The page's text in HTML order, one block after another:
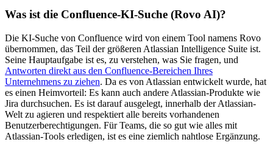
Was ist die Confluence-KI-Suche (Rovo AI)?
Die KI-Suche von Confluence wird von einem Tool namens Rovo
übernommen, das Teil der größeren Atlassian Intelligence Suite ist.
Seine Hauptaufgabe ist es, zu verstehen, was Sie fragen, und
Antworten direkt aus den Confluence-Bereichen Ihres
Unternehmens zu ziehen. Da es von Atlassian entwickelt wurde, hat
es einen Heimvorteil: Es kann auch andere Atlassian-Produkte wie
Jira durchsuchen. Es ist darauf ausgelegt, innerhalb der Atlassian-
Welt zu agieren und respektiert alle bereits vorhandenen
Benutzerberechtigungen. Für Teams, die so gut wie alles mit
Atlassian-Tools erledigen, ist es eine ziemlich nahtlose Ergänzung.